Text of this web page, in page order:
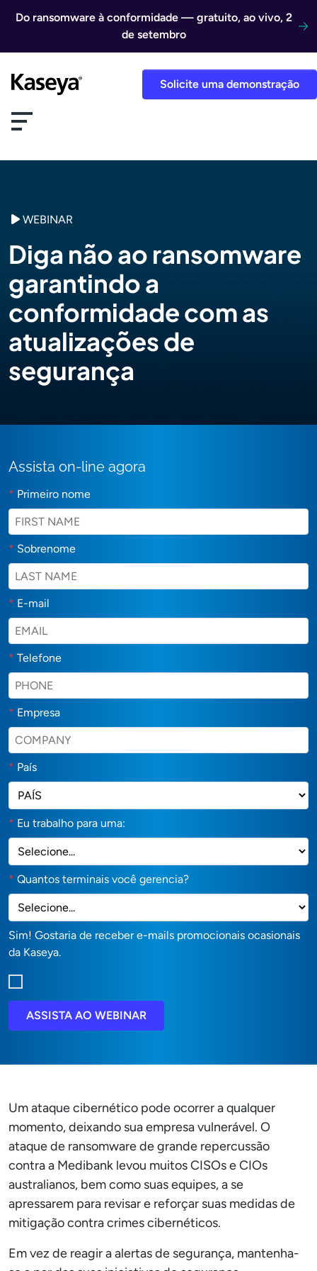
Do ransomware à conformidade — gratuito, ao vivo, 2
de setembro
Solicite uma demonstração
WEBINAR
Diga não ao ransomware
garantindo a
conformidade com as
atualizações de
segurança
Assista on-line agora
* Primeiro nome
* Sobrenome
* E-mail
* Telefone
* Empresa
* País
* Eu trabalho para uma:
* Quantos terminais você gerencia?
Sim! Gostaria de receber e-mails promocionais ocasionais
da Kaseya.
ASSISTA AO WEBINAR
Um ataque cibernético pode ocorrer a qualquer
momento, deixando sua empresa vulnerável. O
ataque de ransomware de grande repercussão
contra a Medibank levou muitos CISOs e CIOs
australianos, bem como suas equipes, a se
apressarem para revisar e reforçar suas medidas de
mitigação contra crimes cibernéticos.
Em vez de reagir a alertas de segurança, mantenha-